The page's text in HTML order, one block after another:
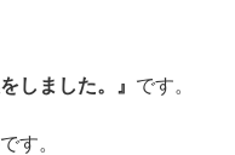
しました。』 です。
す。